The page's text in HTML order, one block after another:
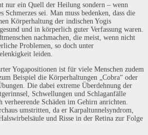
nur ein Quell der Heilung sondern – wenn
Schmerzes sei. Man muss bedenken, dass die
Körperhaltung der indischen Yogis
und in körperlich guter Verfassung waren.
nachmachen, die meist, wenn nicht
Problemen, so doch unter
leiden.
Yogapositionen ist für viele Menschen zudem
Beispiel die Körperhaltungen „Cobra“ oder
Die dabei extreme Überdehnung der
Schwellungen und Schlaganfälle
Schäden im Gehirn anrichten.
umstritten, da er Karpaltunnelsyndrom,
und Risse in der Retina zur Folge